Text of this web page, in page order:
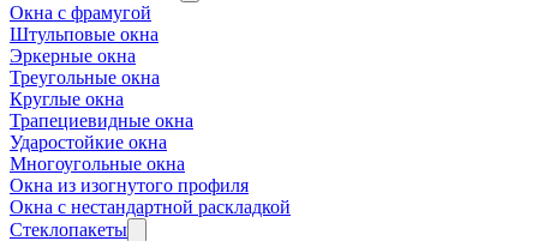
Окна с фрамугой
Штульповые окна
Эркерные окна
Треугольные окна
Круглые окна
Трапециевидные окна
Ударостойкие окна
Многоугольные окна
Окна из изогнутого профиля
Окна с нестандартной раскладкой
Стеклопакеты